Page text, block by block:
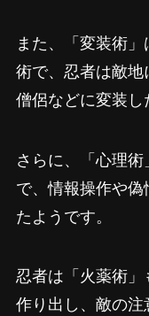
また、「変装術
術で、忍者は敵地
僧侶などに変装し
さらに、「心理
で、情報操作や
たようです。
忍者は「火薬術
作り出し、敵の